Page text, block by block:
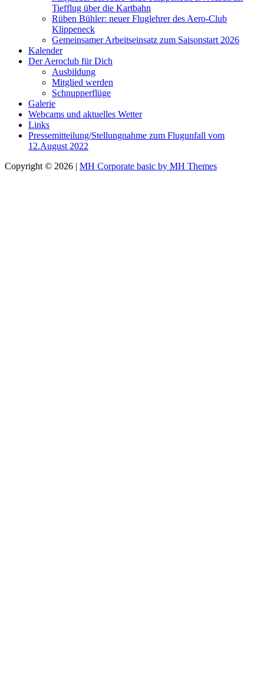
Tiefflug über die Kartbahn
Rüben Bühler: neuer Fluglehrer des Aero-Club
Klippeneck
Gemeinsamer Arbeitseinsatz zum Saisonstart 2026
Kalender
Der Aeroclub für Dich
Ausbildung
Mitglied werden
Schnupperflüge
Galerie
Webcams und aktuelles Wetter
Links
Pressemitteilung/Stellungnahme zum Flugunfall vom
12.August 2022
Copyright © 2026 | MH Corporate basic by MH Themes